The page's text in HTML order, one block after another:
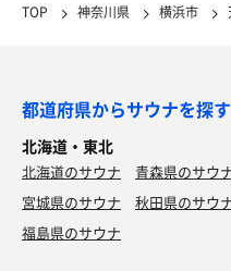
TOP 神奈川県 横浜市
都道府県からサウナを探す
北海道・東北
北海道のサウナ 青森県のサウ
宮城県のサウナ
秋田県のサウ
福島県のサウナ